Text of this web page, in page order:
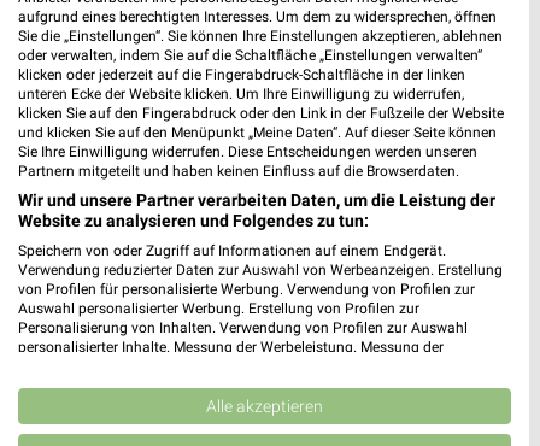
15,2 km
Angebote ab 08.08.
Gültig bis Fr. 14.08.
0,7 km
Angebote ab 06.08.
Gültig bis Mi. 12.08.
REWE EDEKA
aufgrund eines berechtigten Interesses. Um dem zu widersprechen, öffnen
Sie die „Einstellungen“. Sie können Ihre Einstellungen akzeptieren, ablehnen
oder verwalten, indem Sie auf die Schaltfläche „Einstellungen verwalten“
klicken oder jederzeit auf die Fingerabdruck-Schaltfläche in der linken
unteren Ecke der Website klicken. Um Ihre Einwilligung zu widerrufen,
klicken Sie auf den Fingerabdruck oder den Link in der Fußzeile der Website
und klicken Sie auf den Menüpunkt „Meine Daten“. Auf dieser Seite können
Sie Ihre Einwilligung widerrufen. Diese Entscheidungen werden unseren
Partnern mitgeteilt und haben keinen Einfluss auf die Browserdaten.
Wir und unsere Partner verarbeiten Daten, um die Leistung der
Website zu analysieren und Folgendes zu tun:
Speichern von oder Zugriff auf Informationen auf einem Endgerät.
Verwendung reduzierter Daten zur Auswahl von Werbeanzeigen. Erstellung
von Profilen für personalisierte Werbung. Verwendung von Profilen zur
Auswahl personalisierter Werbung. Erstellung von Profilen zur
Personalisierung von Inhalten. Verwendung von Profilen zur Auswahl
personalisierter Inhalte. Messung der Werbeleistung. Messung der
Kombinationen von Daten aus verschiedenen Quellen. Entwicklung und
Verbesserung der Angebote. Verwendung reduzierter Daten zur Auswahl
von Inhalten.
Alle akzeptieren